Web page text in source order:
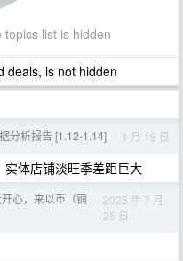
list is hidden
deals, is not hidden
分析报告 [1.12-1.14] 1 月 16 日
体店铺淡旺季差距巨大
心，来以币（铜
2025 年 7 月
25 日